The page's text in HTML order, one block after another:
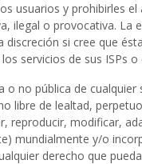
usuarios y prohibirles
ilegal o provocativa.
discreción si cree que
servicios de sus ISPs
o no pública de
libre de lealtad,
reproducir, modificar,
mundialmente y/o
derecho que